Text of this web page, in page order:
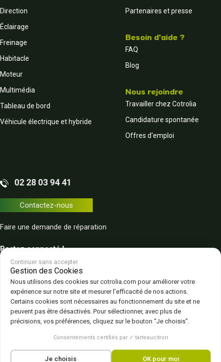
Direction
Éclairage
Freinage
Habitacle
Moteur
Multimédia
Tableau de bord
Véhicule électrique et hybride
Partenaires et presse
Besoin d'aide ?
FAQ
Blog
Nous rejoindre
Travailler chez Cotrolia
Candidature spontanée
Offres d'emploi
02 28 03 94 41
Contactez-nous
Faire une demande de réparation
Restez connecté !
Plan du site Politique de confidentialité CGV – CGU Mentions légales
Gestion des cookies
Continuer sans accepter
Gestion des Cookies
Nous utilisons des cookies sur cotrolia.com pour améliorer votre
expérience sur notre site et mesurer l’efficacité de nos actions.
Certains cookies sont nécessaires au fonctionnement du site et ne
peuvent pas être désactivés. Pour sélectionner, avec plus de
précisions, vos préférences, cliquez sur le bouton “Je choisis”.
Consentements certifiés par ✓ tarteaucitron
Je choisis OK pour moi